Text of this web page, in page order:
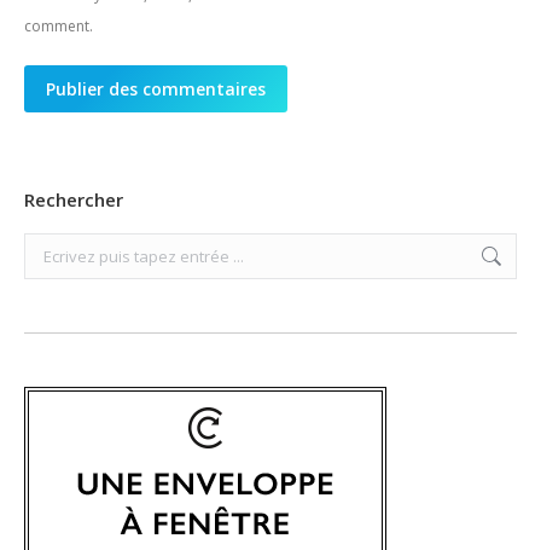
comment.
Publier des commentaires
Rechercher
Search: